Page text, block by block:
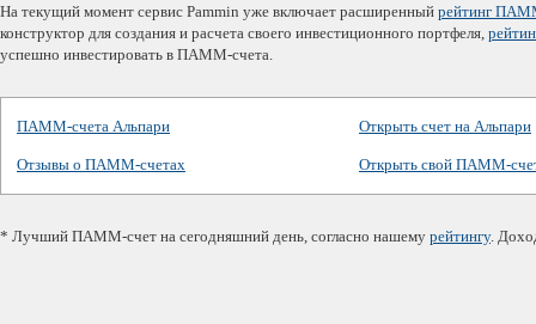
На текущий момент сервис Pammin уже включает расширенный рейтинг
конструктор для создания и расчета своего инвестиционного портфеля,
успешно инвестировать в ПАММ-счета.
ПАММ-счета Альпари Открыть счет на Альпари
Отзывы о ПАММ-счетах Открыть свой ПАММ-
* Лучший ПАММ-счет на сегодняшний день, согласно нашему рейтингу.